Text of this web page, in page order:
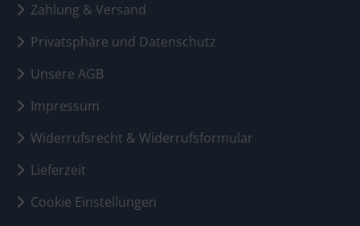
Zahlung & Versand
Privatsphäre und Datenschutz
Unsere AGB
Impressum
Widerrufsrecht & Widerrufsformular
Lieferzeit
Cookie Einstellungen